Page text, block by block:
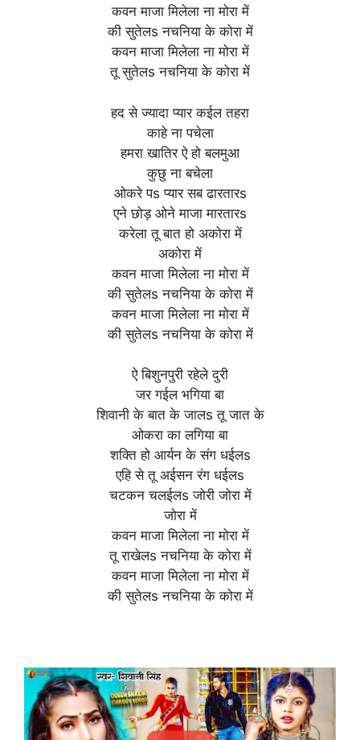
कवन माजा मिलेला ना मोरा में
की सुतेलs नचनिया के कोरा में
कवन माजा मिलेला ना मोरा में
तू सुतेलs नचनिया के कोरा में
हद से ज्यादा प्यार कईल तहरा
काहे ना पचेला
हमरा खातिर ऐ हो बलमुआ
कुछु ना बचेला
ओकरे पs प्यार सब ढारतारs
एने छोड़ ओने माजा मारतारs
करेला तू बात हो अकोरा में
अकोरा में
कवन माजा मिलेला ना मोरा में
की सुतेलs नचनिया के कोरा में
कवन माजा मिलेला ना मोरा में
की सुतेलs नचनिया के कोरा में
ऐ बिशुनपुरी रहेले दुरी
जर गईल भगिया बा
शिवानी के बात के जालs तू जात के
ओकरा का लगिया बा
शक्ति हो आर्यन के संग धईलs
एहि से तू अईसन रंग धईलs
चटकन चलईलs जोरी जोरा में
जोरा में
कवन माजा मिलेला ना मोरा में
तू राखेलs नचनिया के कोरा में
कवन माजा मिलेला ना मोरा में
की सुतेलs नचनिया के कोरा में